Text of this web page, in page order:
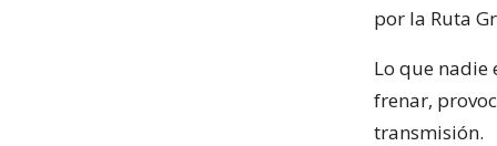
por la Ruta
Lo que nadie
frenar,
transmisión.